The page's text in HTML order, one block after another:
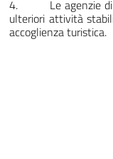
4. Le agenzie di
ulteriori attività
accoglienza turistica.